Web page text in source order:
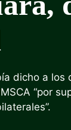
dicho a los
“por